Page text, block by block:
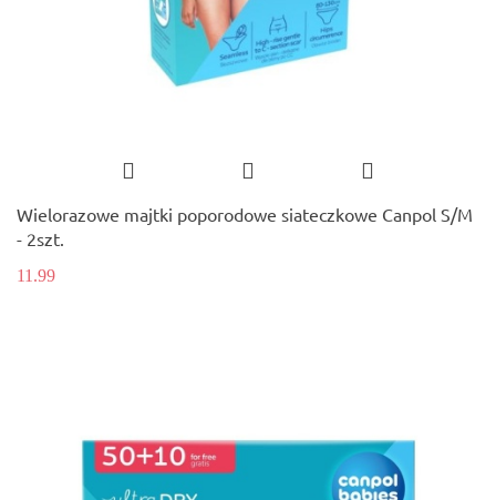
Wielorazowe majtki poporodowe siateczkowe Canpol S/M
- 2szt.
11.99